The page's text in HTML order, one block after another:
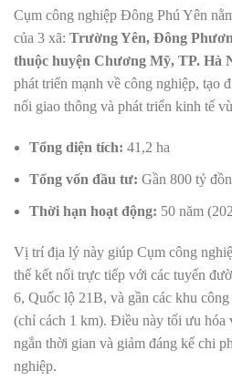
Cụm công nghiệp Đông Phú Yên
của 3 xã: Trường Yên, Đông
thuộc huyện Chương Mỹ, TP. Hà
phát triển mạnh về công nghiệp, tạo
nối giao thông và phát triển kinh tế
Tổng diện tích: 41,2 ha
Tổng vốn đầu tư: Gần 800 tỷ
Thời hạn hoạt động: 50 năm
Vị trí địa lý này giúp Cụm công
thế kết nối trực tiếp với các tuyến
6, Quốc lộ 21B, và gần các khu
(chỉ cách 1 km). Điều này tối ưu hóa
ngắn thời gian và giảm đáng kể chi
nghiệp.